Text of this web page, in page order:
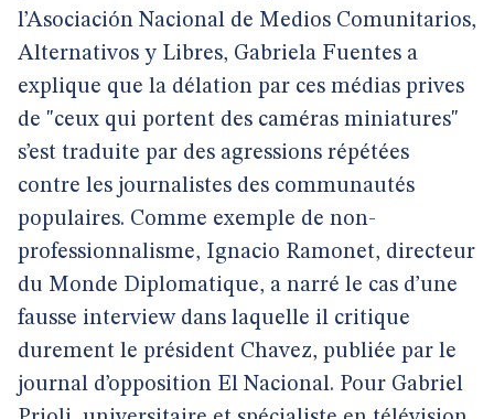
l’Asociación Nacional de Medios Comunitarios,
Alternativos y Libres, Gabriela Fuentes a
explique que la délation par ces médias prives
de "ceux qui portent des caméras miniatures"
s’est traduite par des agressions répétées
contre les journalistes des communautés
populaires. Comme exemple de non-
professionnalisme, Ignacio Ramonet, directeur
du Monde Diplomatique, a narré le cas d’une
fausse interview dans laquelle il critique
durement le président Chavez, publiée par le
journal d’opposition El Nacional. Pour Gabriel